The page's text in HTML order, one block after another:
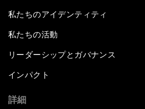
私たちのアイデンティティ
私たちの活動
リーダーシップとガバナンス
インパクト
詳細